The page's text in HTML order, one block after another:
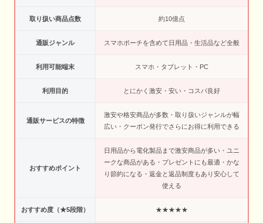
取り扱い商品点数 約10億点
通販ジャンル スマホポーチを含めて日用品・生活品など全般
利用可能端末 スマホ・タブレット・PC
利用目的 とにかく激安・安い・コスパ良好
通販サービスの特徴
激安や格安商品が多数・取り扱いジャンルが幅
広い・クーポン発行でさらにお得に利用できる
おすすめポイント
日用品から電化製品まで激安商品が多い・ユニ
ークな商品がある・プレゼントにも最適・かな
り節約になる・返金と返品制度もあり安心して
使える
おすすめ度（★5段階） ★★★★★